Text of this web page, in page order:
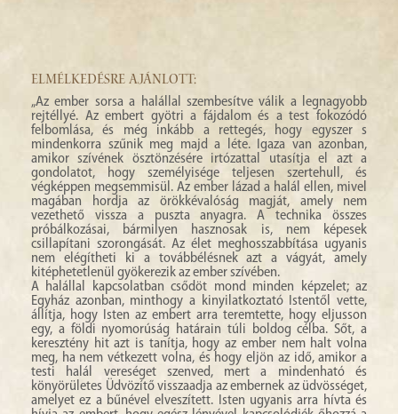
ELMÉLKEDÉSRE AJÁNLOTT:
„Az ember sorsa a halállal szembesítve válik a legnagyobb
rejtéllyé. Az embert gyötri a fájdalom és a test fokozódó
felbomlása, és még inkább a rettegés, hogy egyszer s
mindenkorra szűnik meg majd a léte. Igaza van azonban,
amikor szívének ösztönzésére irtózattal utasítja el azt a
gondolatot, hogy személyisége teljesen szertehull, és
végképpen megsemmisül. Az ember lázad a halál ellen, mivel
magában hordja az örökkévalóság magját, amely nem
vezethető vissza a puszta anyagra. A technika összes
próbálkozásai, bármilyen hasznosak is, nem képesek
csillapítani szorongását. Az élet meghosszabbítása ugyanis
nem elégítheti ki a továbbélésnek azt a vágyát, amely
kitéphetetlenül gyökerezik az ember szívében.
A halállal kapcsolatban csődöt mond minden képzelet; az
Egyház azonban, minthogy a kinyilatkoztató Istentől vette,
állítja, hogy Isten az embert arra teremtette, hogy eljusson
egy, a földi nyomorúság határain túli boldog célba. Sőt, a
keresztény hit azt is tanítja, hogy az ember nem halt volna
meg, ha nem vétkezett volna, és hogy eljön az idő, amikor a
testi halál vereséget szenved, mert a mindenható és
könyörületes Üdvözítő visszaadja az embernek az üdvösséget,
amelyet ez a bűnével elveszített. Isten ugyanis arra hívta és